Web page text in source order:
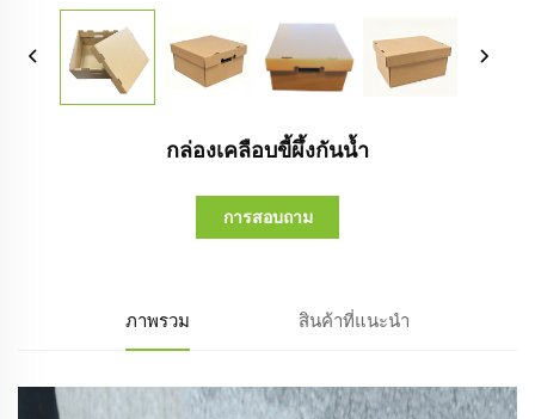
กล่องเคลือบขี้ผึ้งกันน้ำ
การสอบถาม
ภาพรวม สินค้าที่แนะนำ